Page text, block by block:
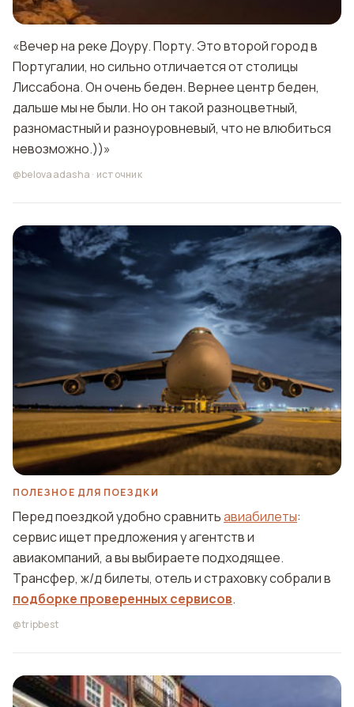
«Вечер на реке Доуру. Порту. Это второй город в
Португалии, но сильно отличается от столицы
Лиссабона. Он очень беден. Вернее центр беден,
дальше мы не были. Но он такой разноцветный,
разномастный и разноуровневый, что не влюбиться
невозможно.))»
@belovaadasha · источник
ПОЛЕЗНОЕ ДЛЯ ПОЕЗДКИ
Перед поездкой удобно сравнитьавиабилеты:
сервис ищет предложения у агентств и
авиакомпаний, а вы выбираете подходящее.
Трансфер, ж/д билеты, отель и страховку собрали в
подборке проверенных сервисов.
@tripbest